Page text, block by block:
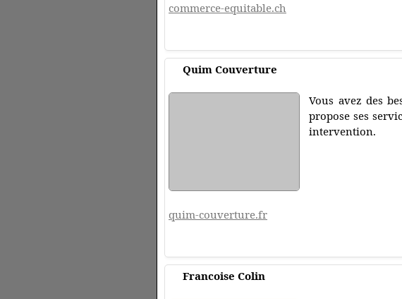
commerce-equitable.ch
Quim Couverture
Vous avez des
propose ses
intervention.
quim-couverture.fr
Francoise Colin